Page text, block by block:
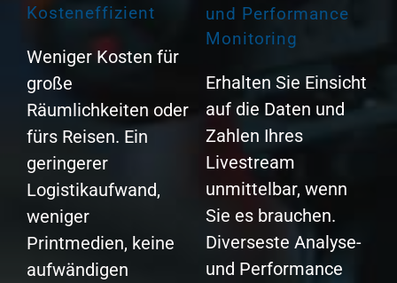
Kosteneffizient
Weniger Kosten für
große
Räumlichkeiten oder
fürs Reisen. Ein
geringerer
Logistikaufwand,
weniger
Printmedien, keine
aufwändigen
und Performance
Monitoring
Erhalten Sie Einsicht
auf die Daten und
Zahlen Ihres
Livestream
unmittelbar, wenn
Sie es brauchen.
Diverseste Analyse-
und Performance